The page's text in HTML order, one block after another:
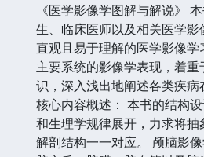
《医学影像学图解与解说》
生、临床医师以及相关医学影
直观且易于理解的医学影像
主要系统的影像学表现，着
识，深入浅出地阐述各类疾病
核心内容概述： 本书的结构
和生理学规律展开，力求将
解剖结构一一对应。 颅脑影像